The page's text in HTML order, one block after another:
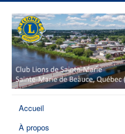
Accueil
À propos